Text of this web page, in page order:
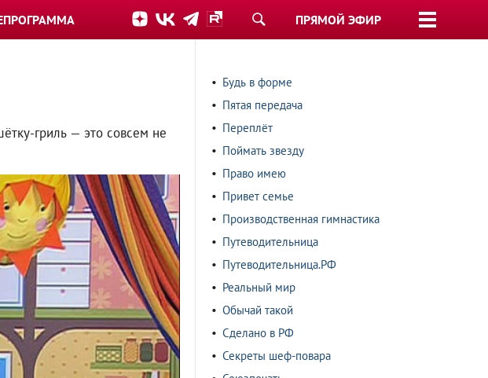
ПРЯМОЙ ЭФИР
гриль — это совсем не
Будь в форме
Пятая передача
Переплёт
Поймать звезду
Право имею
Привет семье
Производственная гимнастика
Путеводительница
Путеводительница.РФ
Реальный мир
Обычай такой
Сделано в РФ
Секреты шеф-повара